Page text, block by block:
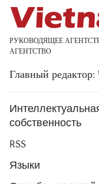
РУКОВОДЯЩЕЕ
АГЕНТСТВО
Главный
собственность
RSS
Языки